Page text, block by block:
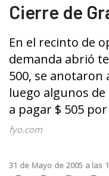
Cierre de
En el recinto de
demanda abrió
500, se anotaron
luego algunos
a pagar $ 505
fyo.com
31 de Mayo de 2005 a las